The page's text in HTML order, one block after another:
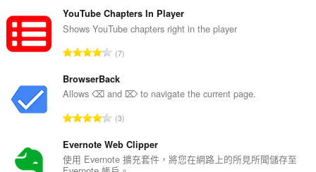
的
總
數
YouTube Chapters In Player
Shows YouTube chapters right in the player
評
的
總
數
7
BrowserBack
Allows ⌫ and ⌦ to navigate the current page.
評
的
總
3
Evernote Web Clipper
使用 Evernote 擴充套件，將您在網路上的所見所聞儲存至